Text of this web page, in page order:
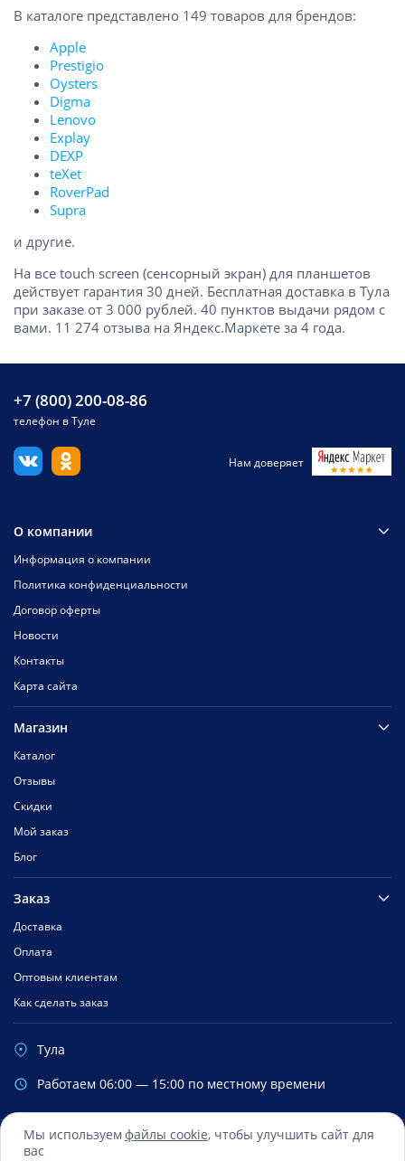
Мы используем файлы cookie, чтобы улучшить сайт для
вас
В каталоге представлено 149 товаров для брендов:
Apple
Prestigio
Oysters
Digma
Lenovo
Explay
DEXP
teXet
RoverPad
Supra
и другие.
На все touch screen (сенсорный экран) для планшетов
действует гарантия 30 дней. Бесплатная доставка в Тула
при заказе от 3 000 рублей. 40 пунктов выдачи рядом с
вами. 11 274 отзыва на Яндекс.Маркете за 4 года.
+7 (800) 200-08-86
телефон в Туле
Нам доверяет
О компании
Информация о компании
Политика конфиденциальности
Договор оферты
Новости
Контакты
Карта сайта
Магазин
Каталог
Отзывы
Скидки
Мой заказ
Блог
Заказ
Доставка
Оплата
Оптовым клиентам
Как сделать заказ
Тула
Работаем 06:00 — 15:00 по местному времени
Сбербанк